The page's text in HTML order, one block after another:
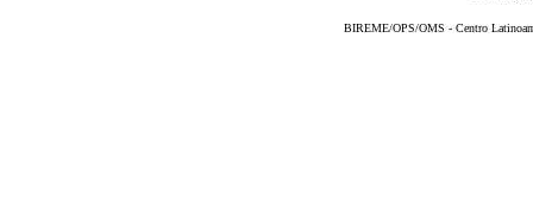
BIREME/OPS/OMS - Centro